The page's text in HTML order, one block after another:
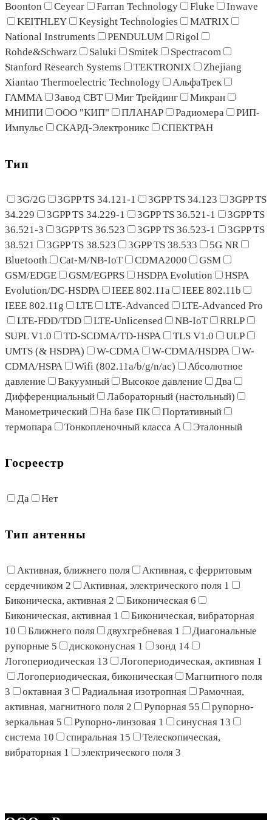
Boonton
Ceyear Farran Technology Fluke
Inwave
KEITHLEY
Keysight Technologies
MATRIX
National Instruments
PENDULUM
Rigol
Rohde&Schwarz
Saluki Smitek
Spectracom
Stanford Research Systems
TEKTRONIX
Zhejiang
Xiantao Thermoelectric Technology
АльфаТрек
ГАММА
Завод СВТ Миг Трейдинг
Микран
МНИПИ
ООО "КИП" ПЛАНАР Радиомера
РИП-
Импульс
СКАРД-Электроникс СПЕКТРАН
Тип
3G/2G 3GPP TS 34.121-1 3GPP TS 34.123
3GPP TS
34.229
3GPP TS 34.229-1 3GPP TS 36.521-1
3GPP TS
36.521-3
3GPP TS 36.523 3GPP TS 36.523-1
3GPP TS
38.521
3GPP TS 38.523 3GPP TS 38.533
5G NR
Bluetooth
Cat-M/NB-IoT CDMA2000
GSM
GSM/EDGE
GSM/EGPRS HSDPA Evolution
HSPA
Evolution/DC-HSDPA
IEEE 802.11a
IEEE 802.11b
IEEE 802.11g
LTE LTE-Advanced
LTE-Advanced Pro
LTE-FDD/TDD
LTE-Unlicensed NB-IoT
RRLP
SUPL V1.0
TD-SCDMA/TD-HSPA TLS V1.0
ULP
UMTS (& HSDPA)
W-CDMA W-CDMA/HSDPA
W-
CDMA/HSPA
Wifi (802.11a/b/g/n/ac)
Абсолютное
давление
Вакуумный Высокое давление
Два
Дифференциальный
Лабораторный (настольный)
Манометрический
На базе ПК
Портативный
термопара
Тонкопленочный класса A Эталонный
Госреестр
Да Нет
Тип антенны
Активная, ближнего поля
Активная, с ферритовым
сердечником 2 Активная, электрического поля 1
Биконическа, активная 2 Биконическая 6
Биконическая, активная 1
Биконическая, вибраторная
10
Ближнего поля двухгребневая 1
Диагональные
рупорные 5 дискоконусная 1 зонд 14
Логопериодическая 13 Логопериодическая, активная 1
Логопериодическая, биконическая
Магнитного поля
3
октавная 3 Радиальная изотропная
Рамочная,
активная, магнитного поля 2 Рупорная 55
рупорно-
зеркальная 5 Рупорно-линзовая 1 синусная 13
система 10 спиральная 15
Телескопическая,
вибраторная 1 электрического поля 3